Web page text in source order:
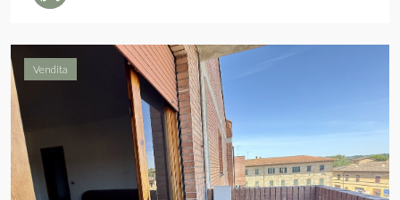
Vendita